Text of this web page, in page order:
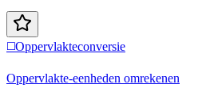
◻️Oppervlakteconversie
Oppervlakte-eenheden omrekenen